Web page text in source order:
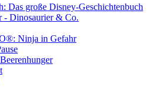
Das große Disney-Geschichtenbuch
- Dinosaurier & Co.
Ninja in Gefahr